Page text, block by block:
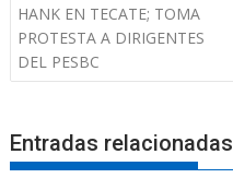
entradas
HANK EN TECATE; TOMA
PROTESTA A DIRIGENTES
DEL PESBC
Entradas relacionadas